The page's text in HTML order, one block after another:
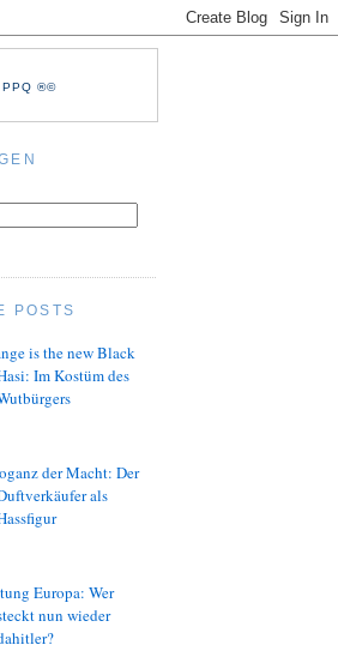
PPQ ®©
POSTS
is the new Black
Im Kostüm des
der Macht: Der
als
Europa: Wer
nun wieder